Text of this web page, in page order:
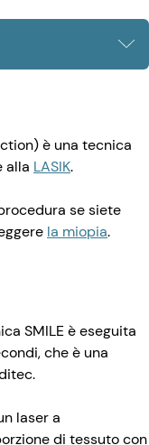
è una tecnica
alla LASIK.
se siete
la miopia.
SMILE è eseguita
che è una
laser a
di tessuto con